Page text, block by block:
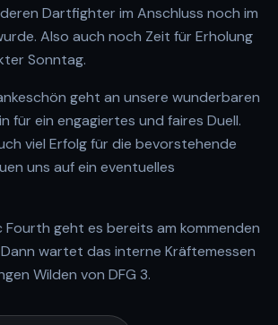
Dartfighter im Anschluss noch im
Also auch noch Zeit für Erholung
Sonntag.
geht an unsere wunderbaren
für ein engagiertes und faires Duell.
viel Erfolg für die bevorstehende
uns auf ein eventuelles
Fourth geht es bereits am kommenden
wartet das interne Kräftemessen
Wilden von DFG 3.